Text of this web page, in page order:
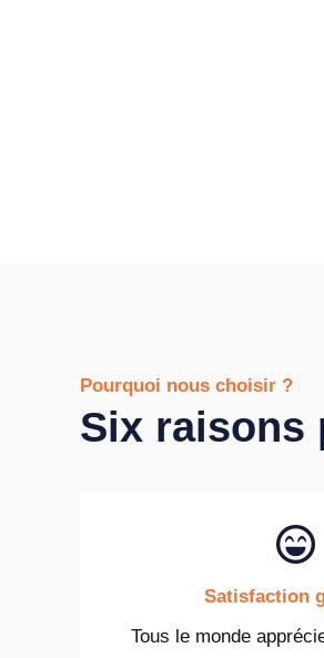
Pourquoi nous choisir ?
Six raisons
Satisfaction
Tous le monde